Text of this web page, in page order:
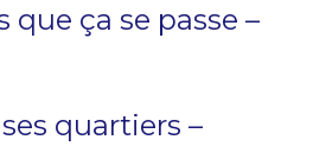
que ça se passe –
quartiers –